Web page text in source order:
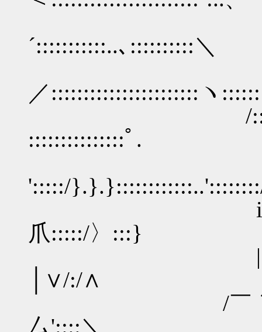
´:::::::::::..､::::::::::＼
／:::::::::::::::::::::::ヽ
/::::::::::::::/
:::::::::::::::ﾟ.
':::::/
i::::////
爪:::::/〉:::}
|:////ハ:::::/
│∨/:/∧
/￣｀/ ./
厶'::::＼